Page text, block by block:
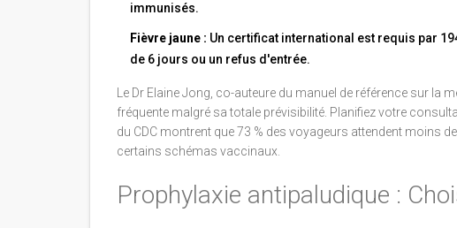
immunisés.
Fièvre jaune : Un certificat international est requis par
de 6 jours ou un refus d'entrée.
Le Dr Elaine Jong, co-auteure du manuel de référence sur la
fréquente malgré sa totale prévisibilité. Planifiez votre
du CDC montrent que 73 % des voyageurs attendent moins
certains schémas vaccinaux.
Prophylaxie antipaludique :